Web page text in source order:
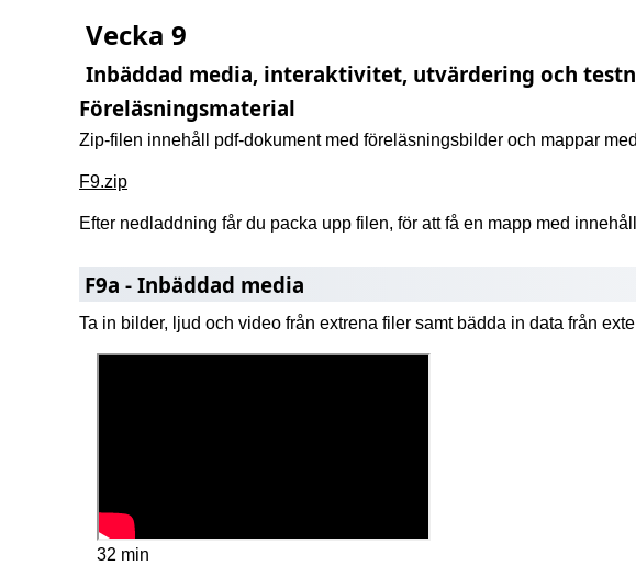
Vecka 9
Inbäddad media, interaktivitet, utvärdering och
Föreläsningsmaterial
Zip-filen innehåll pdf-dokument med föreläsningsbilder och mappar
F9.zip
Efter nedladdning får du packa upp filen, för att få en mapp med
F9a - Inbäddad media
Ta in bilder, ljud och video från extrena filer samt bädda in data från
32 min